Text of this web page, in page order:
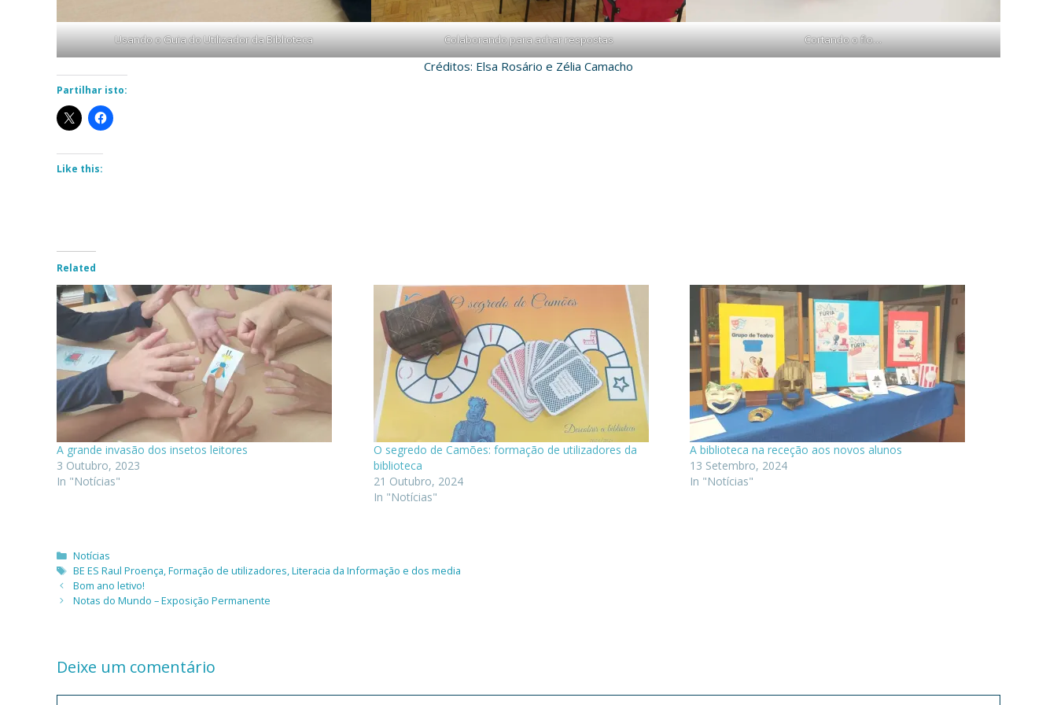
Usando o Guia do Utilizador da Biblioteca Colaborando para achar respostas Cortando o fio…
Créditos: Elsa Rosário e Zélia Camacho
Partilhar isto:
Like this:
Related
A grande invasão dos insetos leitores
3 Outubro, 2023
In "Notícias"
O segredo de Camões: formação de utilizadores da
biblioteca
21 Outubro, 2024
In "Notícias"
A biblioteca na receção aos novos alunos
13 Setembro, 2024
In "Notícias"
Categorias
Notícias
Etiquetas
BE ES Raul Proença,Formação de utilizadores,Literacia da Informação e dos media
Bom ano letivo!
Notas do Mundo – Exposição Permanente
Deixe um comentário